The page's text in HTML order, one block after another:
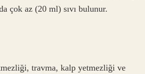
çok az (20 ml) sıvı bulunur.
travma, kalp yetmezliği ve